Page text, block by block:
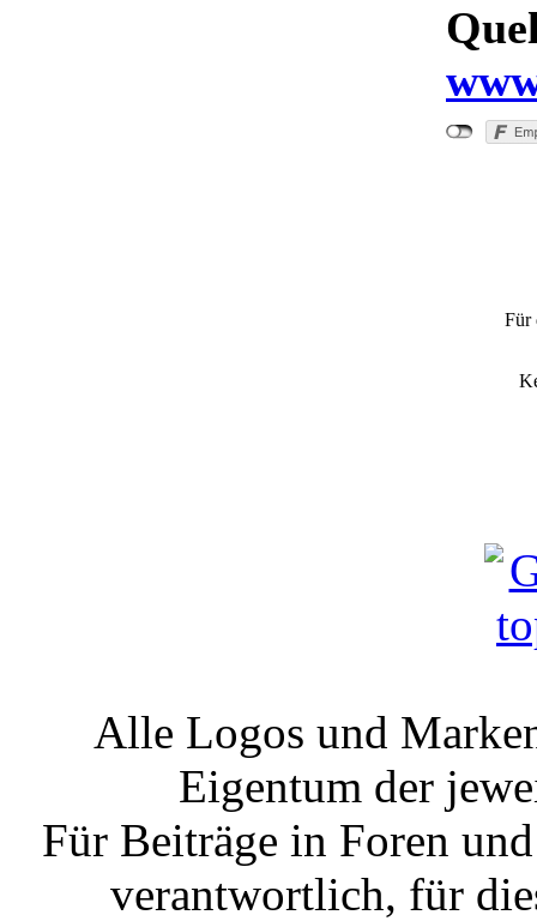
Für
Alle Logos und
Eigentum der
Für Beiträge in Foren
verantwortlich, für